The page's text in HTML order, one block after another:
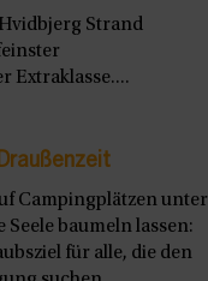
Strand
Extraklasse....
Campingplätzen unter
baumeln lassen:
für alle, die den